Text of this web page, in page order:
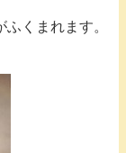
くまれます。